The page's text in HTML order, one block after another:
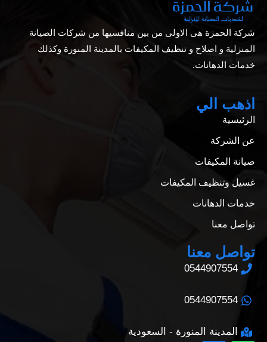
شركة الحمزة هى الاولى من بين منافسيها من شركات الصيانة
المنزلية و اصلاح و تنظيف المكيفات بالمدينة المنورة وكذلك
خدمات الدهانات.
اذهب الي
الرئيسية
عن الشركة
صيانة المكيفات
غسيل وتنظيف المكيفات
خدمات الدهانات
تواصل معنا
تواصل معنا
0544907554
0544907554
المدينة المنورة - السعودية